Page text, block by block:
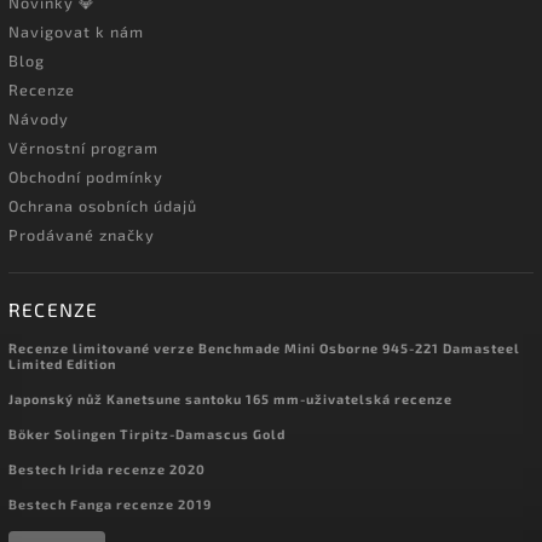
Navigovat k nám
Blog
Recenze
Návody
Věrnostní program
Obchodní podmínky
Ochrana osobních údajů
Prodávané značky
RECENZE
Recenze limitované verze Benchmade Mini Osborne 945-221 Damasteel
Limited Edition
Japonský nůž Kanetsune santoku 165 mm-uživatelská recenze
Böker Solingen Tirpitz-Damascus Gold
Bestech Irida recenze 2020
Bestech Fanga recenze 2019